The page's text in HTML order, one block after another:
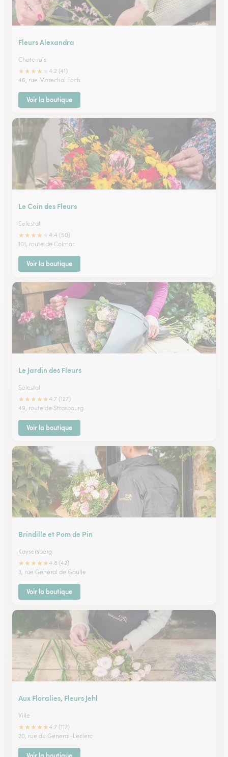
Fleurs Alexandra
Chatenois
★★★★
4.2 (41)
46, rue Marechal Foch
Voir la boutique
Le Coin des Fleurs
Selestat
★★★★
4.4 (50)
101, route de Colmar
Voir la boutique
Le Jardin des Fleurs
Selestat
★★★★★4.7 (127)
49, route de Strasbourg
Voir la boutique
Brindille et Pom de Pin
Kaysersberg
★★★★★4.8 (42)
3, rue Général de Gaulle
Voir la boutique
Aux Floralies, Fleurs Jehl
Ville
★★★★★4.7 (117)
20, rue du General-Leclerc